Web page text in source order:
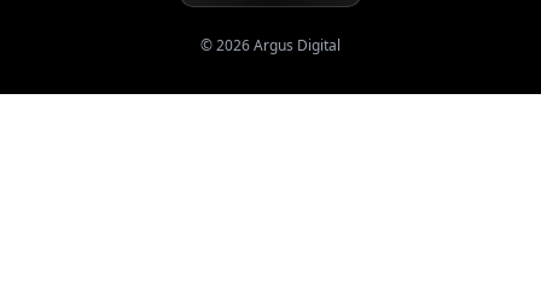
©2026Argus Digital